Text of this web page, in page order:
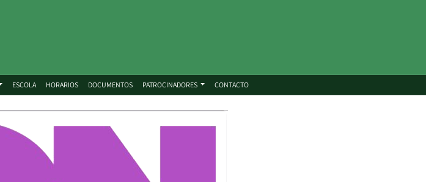
ESCOLA HORARIOS DOCUMENTOS PATROCINADORES CONTACTO